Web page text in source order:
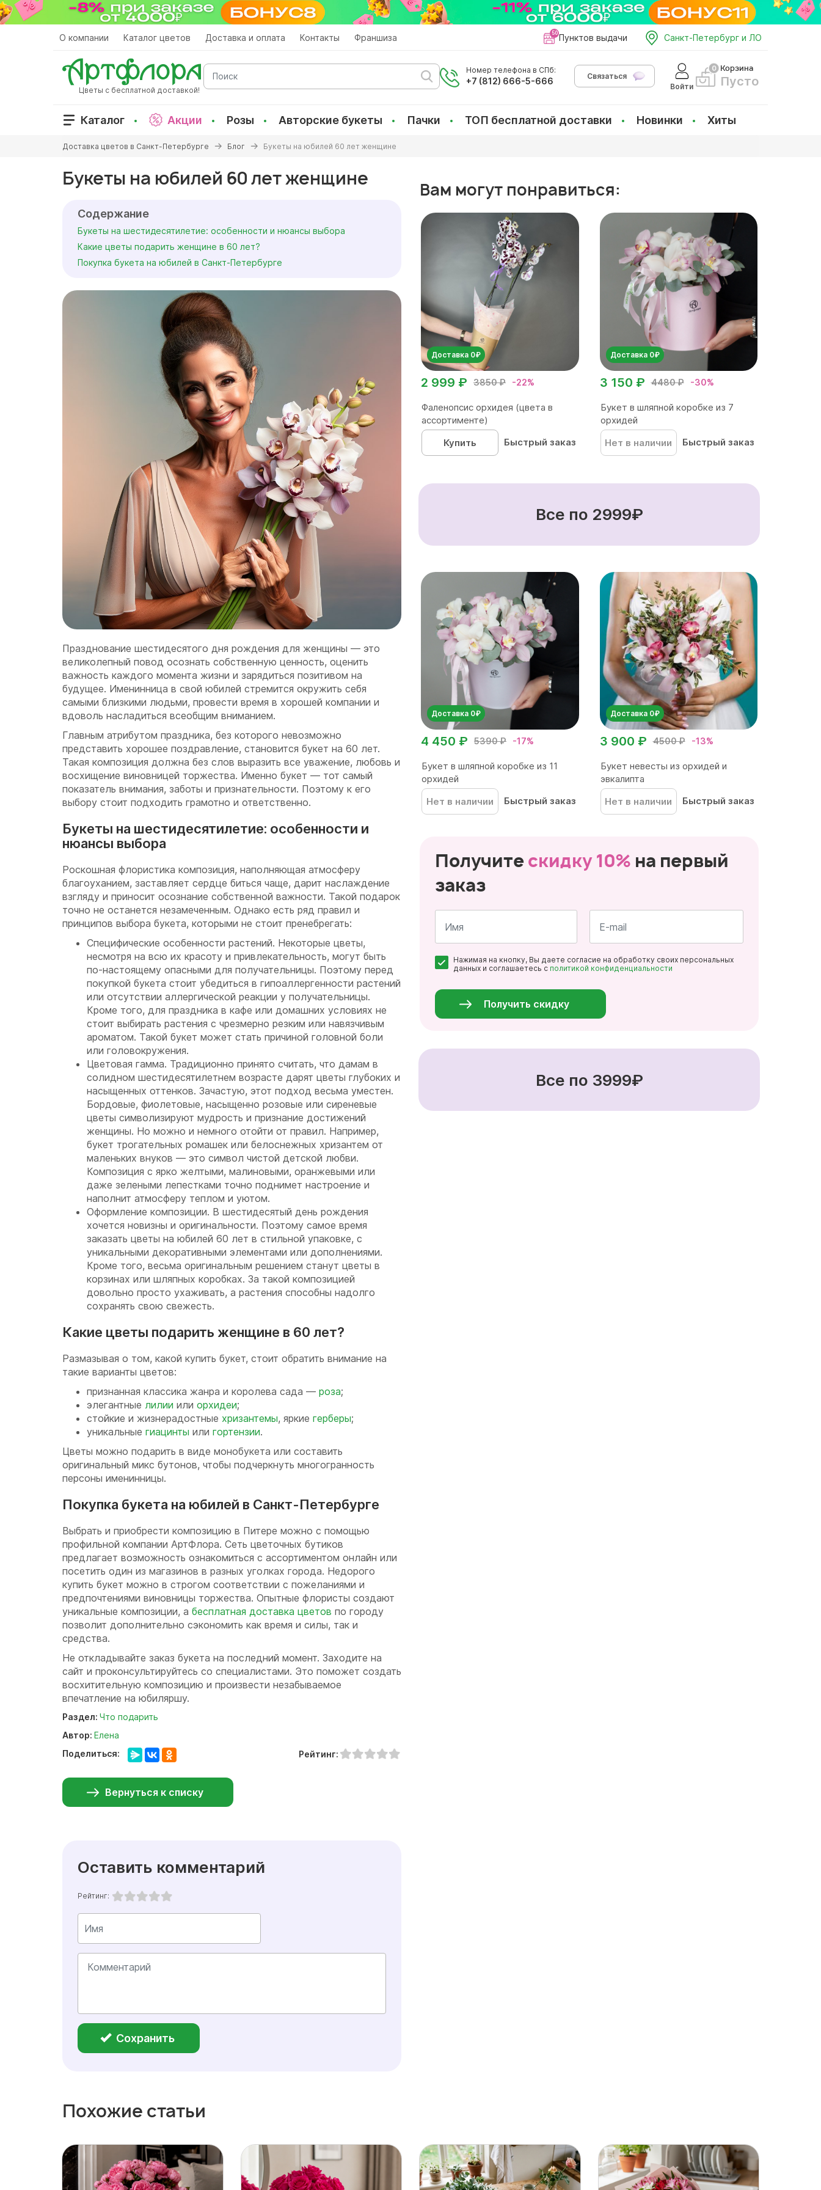
Перейти
к
О компании Каталог цветов Доставка и оплата Контакты Франшиза Пунктов выдачи Санкт-Петербург и ЛО
Цветы с бесплатной доставкой!
Поиск
Номер телефона в СПб:
+7 (812) 666-5-666
Связаться
Войти
Корзина
Пусто
Каталог Акции Розы Авторские букеты Пачки ТОП бесплатной доставки Новинки Хиты
здесь
Доставка цветов в Санкт-Петербурге Блог Букеты на юбилей 60 лет женщине
Букеты на юбилей 60 лет женщине
Содержание
Букеты на шестидесятилетие: особенности и нюансы выбора
Какие цветы подарить женщине в 60 лет?
Покупка букета на юбилей в Санкт-Петербурге
Празднование шестидесятого дня рождения для женщины — это
великолепный повод осознать собственную ценность, оценить
важность каждого момента жизни и зарядиться позитивом на
будущее. Именинница в свой юбилей стремится окружить себя
самыми близкими людьми, провести время в хорошей компании и
вдоволь насладиться всеобщим вниманием.
Главным атрибутом праздника, без которого невозможно
представить хорошее поздравление, становится букет на 60 лет.
Такая композиция должна без слов выразить все уважение, любовь и
восхищение виновницей торжества. Именно букет — тот самый
показатель внимания, заботы и признательности. Поэтому к его
выбору стоит подходить грамотно и ответственно.
Букеты на шестидесятилетие: особенности и
нюансы выбора
Роскошная флористика композиция, наполняющая атмосферу
благоуханием, заставляет сердце биться чаще, дарит наслаждение
взгляду и приносит осознание собственной важности. Такой подарок
точно не останется незамеченным. Однако есть ряд правил и
принципов выбора букета, которыми не стоит пренебрегать:
Специфические особенности растений. Некоторые цветы,
несмотря на всю их красоту и привлекательность, могут быть
по-настоящему опасными для получательницы. Поэтому перед
покупкой букета стоит убедиться в гипоаллергенности растений
или отсутствии аллергической реакции у получательницы.
Кроме того, для праздника в кафе или домашних условиях не
стоит выбирать растения с чрезмерно резким или навязчивым
ароматом. Такой букет может стать причиной головной боли
или головокружения.
Цветовая гамма. Традиционно принято считать, что дамам в
солидном шестидесятилетнем возрасте дарят цветы глубоких и
насыщенных оттенков. Зачастую, этот подход весьма уместен.
Бордовые, фиолетовые, насыщенно розовые или сиреневые
цветы символизируют мудрость и признание достижений
женщины. Но можно и немного отойти от правил. Например,
букет трогательных ромашек или белоснежных хризантем от
маленьких внуков — это символ чистой детской любви.
Композиция с ярко желтыми, малиновыми, оранжевыми или
даже зелеными лепестками точно поднимет настроение и
наполнит атмосферу теплом и уютом.
Оформление композиции. В шестидесятый день рождения
хочется новизны и оригинальности. Поэтому самое время
заказать цветы на юбилей 60 лет в стильной упаковке, с
уникальными декоративными элементами или дополнениями.
Кроме того, весьма оригинальным решением станут цветы в
корзинах или шляпных коробках. За такой композицией
довольно просто ухаживать, а растения способны надолго
сохранять свою свежесть.
Какие цветы подарить женщине в 60 лет?
Размазывая о том, какой купить букет, стоит обратить внимание на
такие варианты цветов:
признанная классика жанра и королева сада — роза;
элегантные лилии или орхидеи;
стойкие и жизнерадостные хризантемы, яркие герберы;
уникальные гиацинты или гортензии.
Цветы можно подарить в виде монобукета или составить
оригинальный микс бутонов, чтобы подчеркнуть многогранность
персоны именинницы.
Покупка букета на юбилей в Санкт-Петербурге
Выбрать и приобрести композицию в Питере можно с помощью
профильной компании АртФлора. Сеть цветочных бутиков
предлагает возможность ознакомиться с ассортиментом онлайн или
посетить один из магазинов в разных уголках города. Недорого
купить букет можно в строгом соответствии с пожеланиями и
предпочтениями виновницы торжества. Опытные флористы создают
уникальные композиции, а бесплатная доставка цветов по городу
позволит дополнительно сэкономить как время и силы, так и
средства.
Не откладывайте заказ букета на последний момент. Заходите на
сайт и проконсультируйтесь со специалистами. Это поможет создать
восхитительную композицию и произвести незабываемое
впечатление на юбиляршу.
Раздел: Что подарить
Автор: Елена
Поделиться:
Рейтинг:
Вернуться к списку
Оставить комментарий
Рейтинг:
Сохранить
Вам могут понравиться:
Доставка 0₽
3850 ₽ -22%
2 999 ₽
Фаленопсис орхидея (цвета в
ассортименте)
Купить
Быстрый заказ
Доставка 0₽
4480 ₽ -30%
3 150 ₽
Букет в шляпной коробке из 7
орхидей
Нет в наличии
Быстрый заказ
Все по 2999₽
Доставка 0₽
5390 ₽ -17%
4 450 ₽
Букет в шляпной коробке из 11
орхидей
Нет в наличии
Быстрый заказ
Доставка 0₽
4500 ₽ -13%
3 900 ₽
Букет невесты из орхидей и
эвкалипта
Нет в наличии
Быстрый заказ
Получитескидку 10% на первый
заказ
*
*
Нажимая на кнопку, Вы даете согласие на обработку своих персональных
данных и соглашаетесь с политикой конфиденциальности
Получить скидку
Все по 3999₽
Похожие статьи